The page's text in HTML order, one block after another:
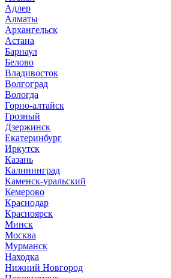
Адлер
Алматы
Архангельск
Астана
Барнаул
Белово
Владивосток
Волгоград
Вологда
Горно-алтайск
Грозный
Дзержинск
Екатеринбург
Иркутск
Казань
Калининград
Каменск-уральский
Кемерово
Краснодар
Красноярск
Минск
Москва
Мурманск
Находка
Нижний Новгород